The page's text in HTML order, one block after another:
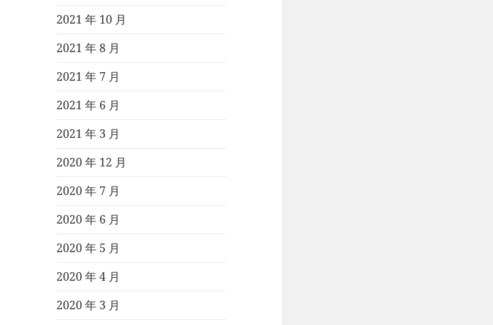
2021 年 10 月
2021 年 8 月
2021 年 7 月
2021 年 6 月
2021 年 3 月
2020 年 12 月
2020 年 7 月
2020 年 6 月
2020 年 5 月
2020 年 4 月
2020 年 3 月